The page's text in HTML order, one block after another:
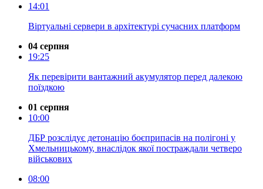
14:01
Віртуальні сервери в архітектурі сучасних платформ
04 серпня
19:25
Як перевірити вантажний акумулятор перед далекою
поїздкою
01 серпня
10:00
ДБР розслідує детонацію боєприпасів на полігоні у
Хмельницькому, внаслідок якої постраждали четверо
військових
08:00